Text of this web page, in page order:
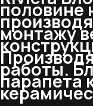
половине
монтажу
работы.
парапета